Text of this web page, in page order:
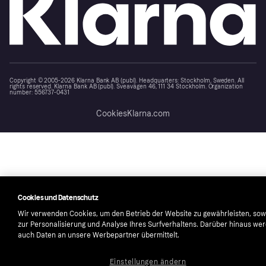
Copyright © 2005-2026 Klarna Bank AB (publ). Headquarters: Stockholm, Sweden. All
rights reserved. Klarna Bank AB (publ). Sveavägen 46, 111 34 Stockholm. Organization
number: 556737-0431
CookiesKlarna.com
Cookies und Datenschutz
Wir verwenden Cookies, um den Betrieb der Website zu gewährleisten,
zur Personalisierung und Analyse Ihres Surfverhaltens. Darüber hinaus
auch Daten an unsere Werbepartner übermittelt.
Einstellungen ändern